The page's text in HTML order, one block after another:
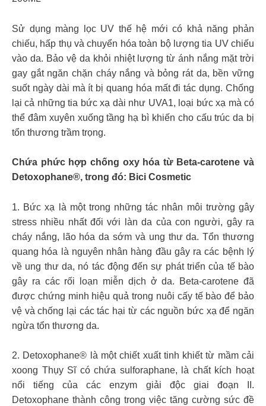
Sử dụng màng lọc UV thế hệ mới có khả năng phản
chiếu, hấp thụ và chuyển hóa toàn bộ lượng tia UV chiếu
vào da. Bảo vệ da khỏi nhiệt lượng từ ánh nắng mặt trời
gay gắt ngăn chặn cháy nắng và bỏng rát da, bền vững
suốt ngày dài mà ít bị quang hóa mất đi tác dụng. Chống
lại cả những tia bức xạ dài như UVA1, loại bức xạ mà có
thể đâm xuyên xuống tầng hạ bì khiến cho cấu trúc da bị
tổn thương trầm trọng.
Chứa phức hợp chống oxy hóa từ Beta-carotene và
Detoxophane®, trong đó: Bici Cosmetic
1. Bức xạ là một trong những tác nhân môi trường gây
stress nhiều nhất đối với làn da của con người, gây ra
cháy nắng, lão hóa da sớm và ung thư da. Tổn thương
quang hóa là nguyên nhân hàng đầu gây ra các bệnh lý
về ung thư da, nó tác động đến sự phát triển của tế bào
gây ra các rối loạn miễn dịch ở da. Beta-carotene đã
được chứng minh hiệu quả trong nuôi cấy tế bào để bảo
vệ và chống lại các tác hại từ các nguồn bức xạ để ngăn
ngừa tổn thương da.
2. Detoxophane® là một chiết xuất tinh khiết từ mầm cải
xoong Thụy Sĩ có chứa sulforaphane, là chất kích hoạt
nổi tiếng của các enzym giải độc giai đoạn II.
Detoxophane thành công trong việc tăng cường sức đề